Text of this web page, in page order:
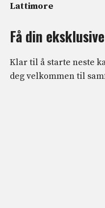
Lattimore
Få din
Klar til å starte neste
deg velkommen til